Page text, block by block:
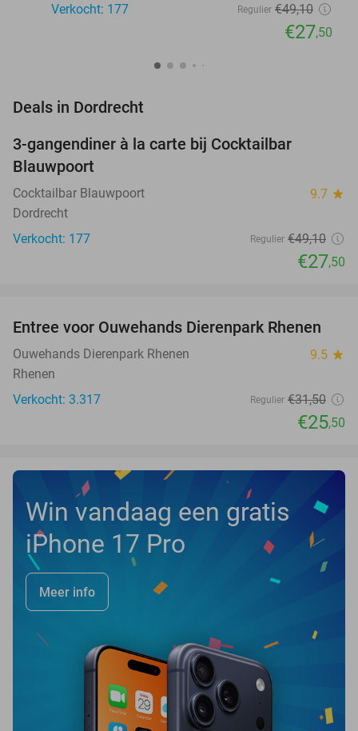
Verkocht: 177
Regulier €49,10
€27,50
Deals in Dordrecht
3-gangendiner à la carte bij Cocktailbar
Blauwpoort
Cocktailbar Blauwpoort 9.7 star
Dordrecht
Verkocht: 177
Regulier €49,10
€27,50
19%
Entree voor Ouwehands Dierenpark Rhenen
Ouwehands Dierenpark Rhenen 9.5 star
Rhenen
Verkocht: 3.317
Regulier €31,50
€25,50
Win vandaag een gratis
iPhone 17 Pro
Meer info